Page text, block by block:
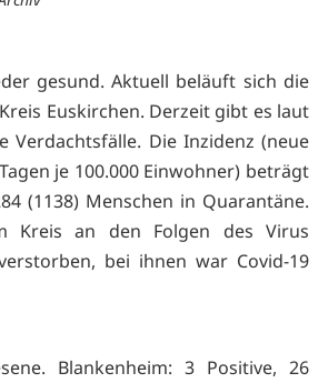
gesund. Aktuell beläuft sich die
Euskirchen. Derzeit gibt es laut
Verdachtsfälle. Die Inzidenz (neue
je 100.000 Einwohner) beträgt
(1138) Menschen in Quarantäne.
Kreis an den Folgen des Virus
bei ihnen war Covid-19
Blankenheim: 3 Positive, 26